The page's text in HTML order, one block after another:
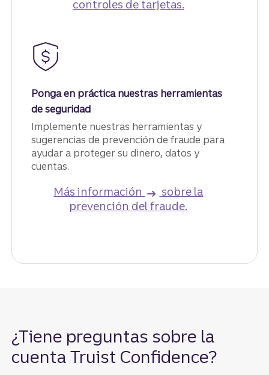
controles de tarjetas.
Ponga en práctica nuestras herramientas
de seguridad
Implemente nuestras herramientas y
sugerencias de prevención de fraude para
ayudar a proteger su dinero, datos y
cuentas.
Más información
sobre la
prevención del fraude.
¿Tiene preguntas sobre la
cuenta Truist Confidence?